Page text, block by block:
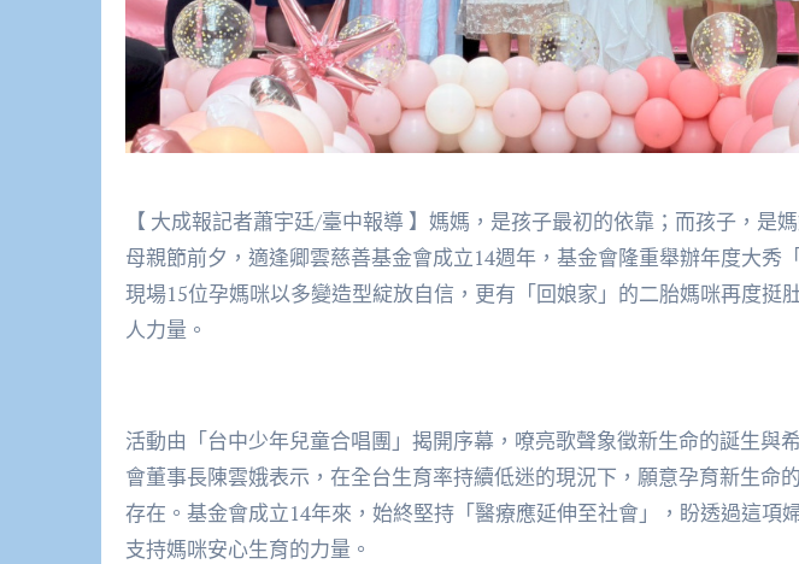
【 大成報記者蕭宇廷/臺中報導 】媽媽，是孩子最初的依靠；而孩子，是
母親節前夕，適逢卿雲慈善基金會成立14週年，基金會隆重舉辦年度大秀
現場15位孕媽咪以多變造型綻放自信，更有「回娘家」的二胎媽咪再度挺
人力量。
活動由「台中少年兒童合唱團」揭開序幕，嘹亮歌聲象徵新生命的誕生與
會董事長陳雲娥表示，在全台生育率持續低迷的現況下，願意孕育新生命
存在。基金會成立14年來，始終堅持「醫療應延伸至社會」，盼透過這項
支持媽咪安心生育的力量。